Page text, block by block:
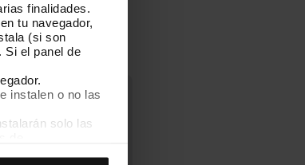
finalidades.
tu navegador,
(si son
Si el panel de
instalen o no las
solo las